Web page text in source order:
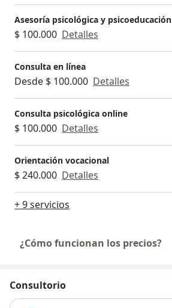
Asesoría psicológica y psicoeducación
$ 100.000 Detalles
Consulta en línea
Desde $ 100.000 Detalles
Consulta psicológica online
$ 100.000 Detalles
Orientación vocacional
$ 240.000 Detalles
+ 9 servicios
¿Cómo funcionan los precios?
Consultorio